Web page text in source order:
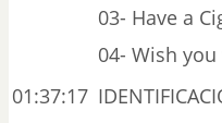
03- Have a
04- Wish
01:37:17